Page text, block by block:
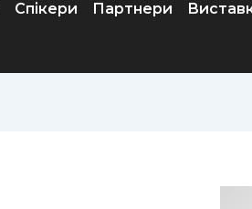
Спікери Партнери